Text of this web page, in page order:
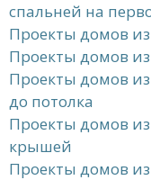
спальней на
Проекты домов
Проекты домов
Проекты домов
до потолка
Проекты домов
крышей
Проекты домов